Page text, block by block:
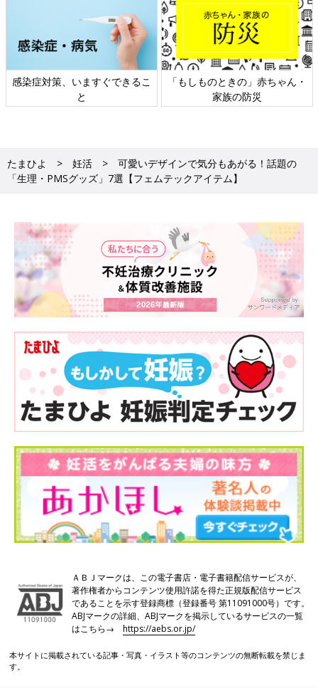
感染症対策、いますぐできるこ
と
「もしものときの」赤ちゃん・
家族の防災
たまひよ 妊活
可愛いデザインで気分もあがる！話題の
「生理・PMSグッズ」7選【フェムテックアイテム】
ＡＢＪマークは、この電子書店・電子書籍配信サービスが、
著作権者からコンテンツ使用許諾を得た正規版配信サービス
であることを示す登録商標（登録番号 第11091000号）です。
ABJマークの詳細、ABJマークを掲示しているサービスの一覧
はこちら→https://aebs.or.jp/
本サイトに掲載されている記事・写真・イラスト等のコンテンツの無断転載を禁じま
す。